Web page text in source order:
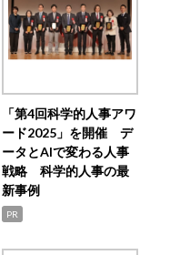
「第4回科学的人事アワ
ード2025」を開催 デ
ータとAIで変わる人事
戦略 科学的人事の最
新事例
PR